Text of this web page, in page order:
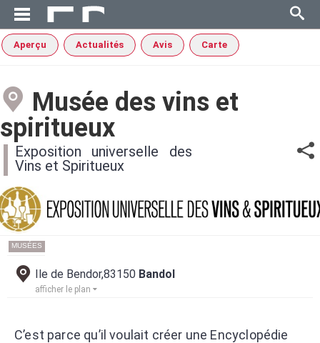
Aperçu Actualités Avis Carte
Musée des vins et
spiritueux
Exposition universelle des
Vins et Spiritueux
MUSÉES
Ile de Bendor,83150 Bandol
afficher le plan
C’est parce qu’il voulait créer une Encyclopédie